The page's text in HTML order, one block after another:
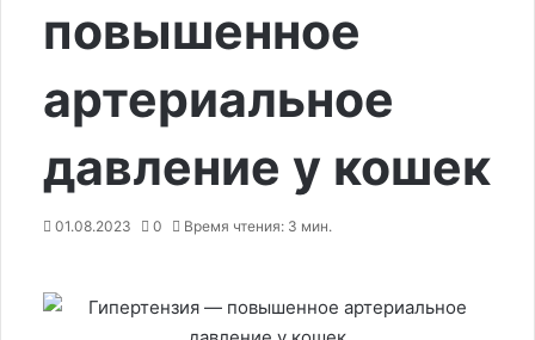
повышенное
артериальное
давление у кошек
01.08.2023 0 Время чтения: 3 мин.